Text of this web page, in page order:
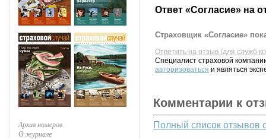
Архив номеров
О журнале
Ответ «Согласие» на
Страховщик «Согласие»
Ответить на отзыв (для служб
Специалист страховой
авторизоваться и являться
Комментарии к
Полный список отзывов